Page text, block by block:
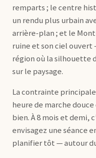
remparts ; le centre
un rendu plus urbain
arrière-plan ; et le
ruine et son ciel ouvert
région où la silhouette
sur le paysage.
La contrainte
heure de marche
bien. À 8 mois et demi,
envisagez une séance
planifier tôt — autour